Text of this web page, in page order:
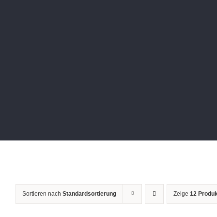
Sortieren nach Standardsortierung Zeige 12